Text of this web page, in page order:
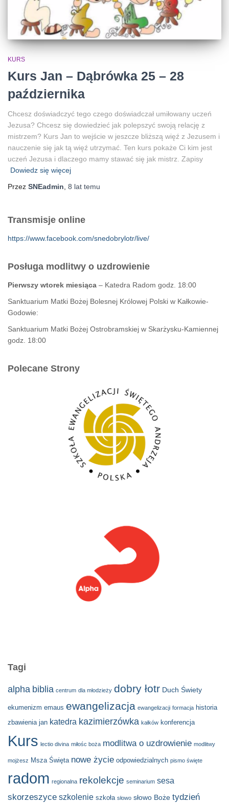
KURS
Kurs Jan – Dąbrówka 25 – 28
października
Chcesz doświadczyć tego czego doświadczał umiłowany uczeń
Jezusa? Chcesz się dowiedzieć jak polepszyć swoją relację z
mistrzem? Kurs Jan to wejście w jeszcze bliższą więź z Jezusem i
nauczenie się jak tą więź utrzymać. Ten kurs pokaże Ci kim jest
uczeń Jezusa i dlaczego mamy stawać się jak mistrz. Zapisy
Dowiedz się więcej
Przez SNEadmin 8 lat temu
Transmisje online
https://www.facebook.com/snedobrylotr/live/
Posługa modlitwy o uzdrowienie
Pierwszy wtorek miesiąca – Katedra Radom godz. 18:00
Sanktuarium Matki Bożej Bolesnej Królowej Polski w Kałkowie-
Godowie:
Sanktuarium Matki Bożej Ostrobramskiej w Skarżysku-Kamiennej
godz. 18:00
Polecane Strony
Tagi
alpha biblia centrum dla młodzieży dobry łotr Duch Świety
ekumenizm emaus ewangelizacja ewangelizacji formacja historia
zbawienia jan katedra kazimierzówka kałków konferencja
Kurs lectio divina miłośc boża modlitwa o uzdrowienie modlitwy
mojżesz Msza Święta nowe życie odpowiedzialnych pismo święte
radom regionalna rekolekcje seminarium sesa
skorzeszyce szkolenie szkoła słowo słowo Boże tydzień